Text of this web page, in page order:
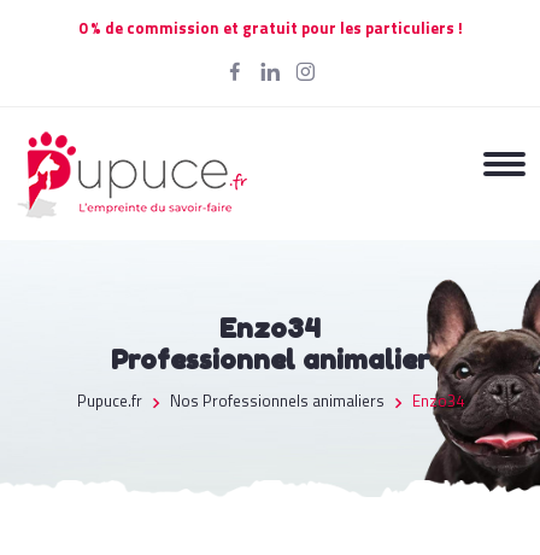
0 % de commission et gratuit pour les particuliers !
Enzo34
Professionnel animalier
Pupuce.fr Nos Professionnels animaliers Enzo34